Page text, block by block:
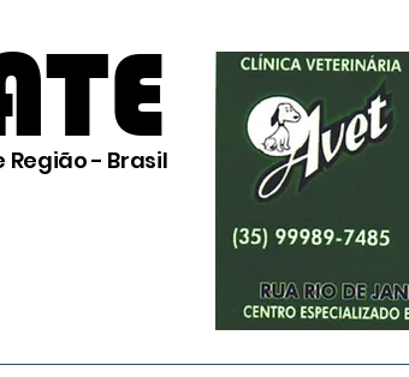
Região - Brasil